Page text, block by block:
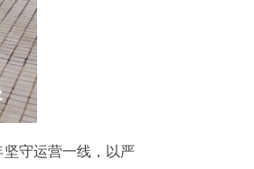
坚守运营一线，以严